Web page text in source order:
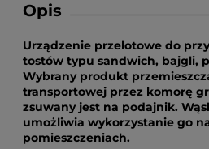
Opis
Urządzenie przelotowe do
tostów typu sandwich, bajgli,
Wybrany produkt
transportowej przez komorę
zsuwany jest na podajnik.
umożliwia wykorzystanie go
pomieszczeniach.